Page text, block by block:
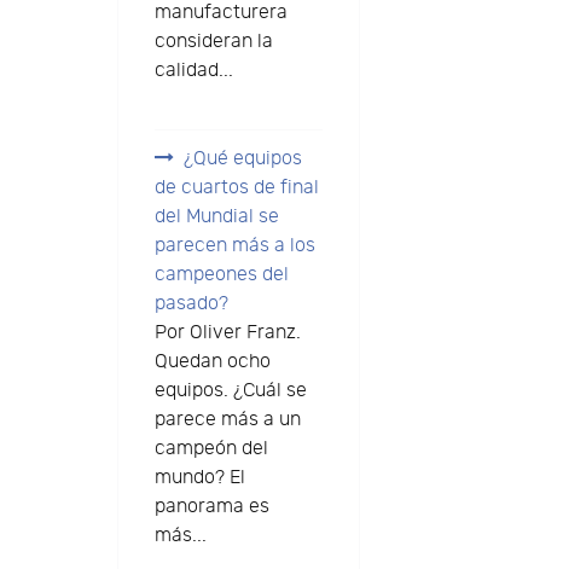
manufacturera
consideran la
calidad...
¿Qué equipos
de cuartos de final
del Mundial se
parecen más a los
campeones del
pasado?
Por Oliver Franz.
Quedan ocho
equipos. ¿Cuál se
parece más a un
campeón del
mundo? El
panorama es
más...